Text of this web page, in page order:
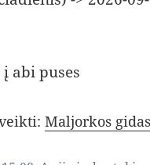
abi puses
Maljorkos gidas